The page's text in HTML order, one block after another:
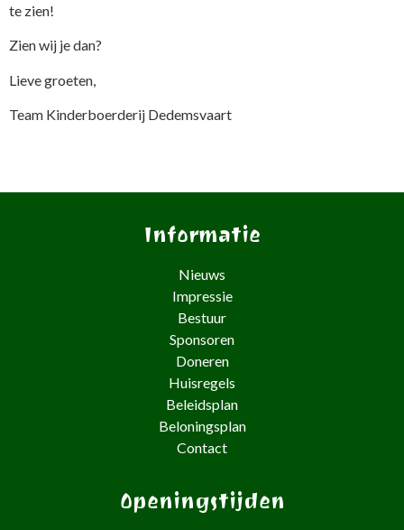
te zien!
Zien wij je dan?
Lieve groeten,
Team Kinderboerderij Dedemsvaart
Informatie
Nieuws
Impressie
Bestuur
Sponsoren
Doneren
Huisregels
Beleidsplan
Beloningsplan
Contact
Openingstijden